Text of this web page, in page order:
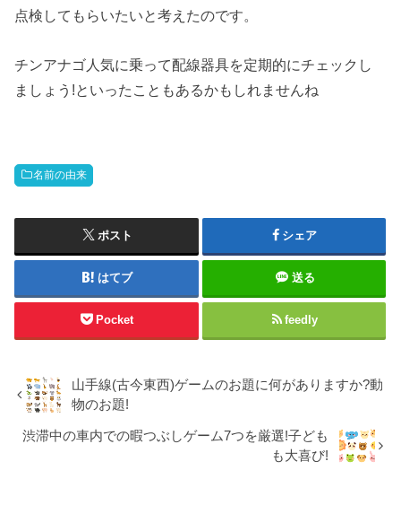
点検してもらいたいと考えたのです。
チンアナゴ人気に乗って配線器具を定期的にチェックし
ましょう!といったこともあるかもしれませんね
名前の由来
ポスト シェア
はてブ 送る
Pocket feedly
山手線(古今東西)ゲームのお題に何がありますか?動
物のお題!
渋滞中の車内での暇つぶしゲーム7つを厳選!子ども
も大喜び!